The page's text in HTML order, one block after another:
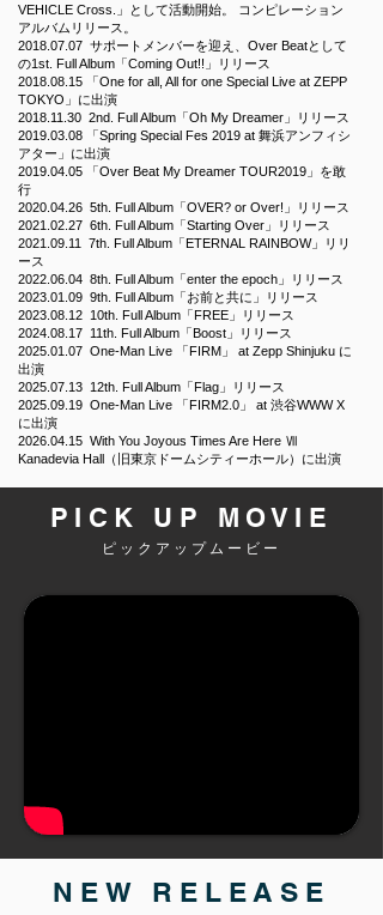
VEHICLE Cross.」として活動開始。 コンピレーション
アルバムリリース。
2018.07.07 サポートメンバーを迎え、Over Beatとして
の1st. Full Album「Coming Out!!」リリース
2018.08.15 「One for all, All for one Special Live at ZEPP
TOKYO」に出演
2018.11.30 2nd. Full Album「Oh My Dreamer」リリース
2019.03.08 「Spring Special Fes 2019 at 舞浜アンフィシ
アター」に出演
2019.04.05 「Over Beat My Dreamer TOUR2019」を敢
行
2020.04.26 5th. Full Album「OVER? or Over!」リリース
2021.02.27 6th. Full Album「Starting Over」リリース
2021.09.11
7th. Full Album「ETERNAL RAINBOW」リリ
ース
2022.06.04 8th. Full Album「enter the epoch」リリース
2023.01.09 9th. Full Album「お前と共に」リリース
2023.08.12 10th. Full Album「FREE」リリース
2024.08.17 11th. Full Album「Boost」リリース
2025.01.07 One-Man Live 「FIRM」 at Zepp Shinjuku に
出演
2025.07.13 12th. Full Album「Flag」リリース​​
2025.09.19 One-Man Live 「FIRM2.0」 at 渋谷WWW X
に出演
2026.04.15 With You Joyous Times Are Here Ⅶ
Kanadevia Hall（旧東京ドームシティーホール）に出演
PICK UP MOVIE
ピックアップムービー
NEW RELEASE